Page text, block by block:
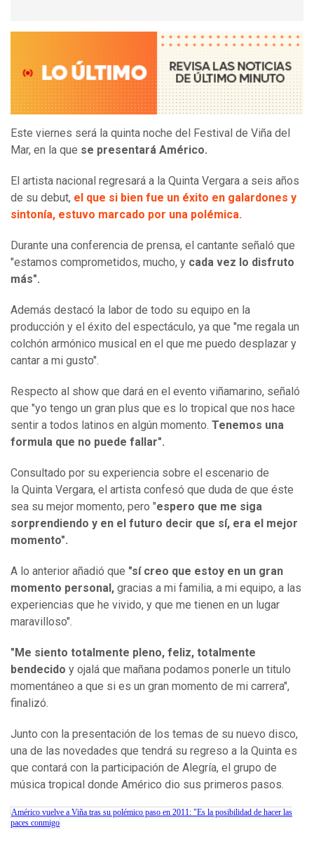
Este viernes será la quinta noche del Festival de Viña del
Mar, en la que se presentará Américo.
El artista nacional regresará a la Quinta Vergara a seis años
de su debut, el que si bien fue un éxito en galardones y
sintonía, estuvo marcado por una polémica.
Durante una conferencia de prensa, el cantante señaló que
"estamos comprometidos, mucho, y cada vez lo disfruto
más".
Además destacó la labor de todo su equipo en la
producción y el éxito del espectáculo, ya que "me regala un
colchón armónico musical en el que me puedo desplazar y
cantar a mi gusto".
Respecto al show que dará en el evento viñamarino, señaló
que "yo tengo un gran plus que es lo tropical que nos hace
sentir a todos latinos en algún momento. Tenemos una
formula que no puede fallar".
Consultado por su experiencia sobre el escenario de
la Quinta Vergara, el artista confesó que duda de que éste
sea su mejor momento, pero "espero que me siga
sorprendiendo y en el futuro decir que sí, era el mejor
momento".
A lo anterior añadió que "sí creo que estoy en un gran
momento personal, gracias a mi familia, a mi equipo, a las
experiencias que he vivido, y que me tienen en un lugar
maravilloso".
"Me siento totalmente pleno, feliz, totalmente
bendecido y ojalá que mañana podamos ponerle un titulo
momentáneo a que si es un gran momento de mi carrera",
finalizó.
Junto con la presentación de los temas de su nuevo disco,
una de las novedades que tendrá su regreso a la Quinta es
que contará con la participación de Alegría, el grupo de
música tropical donde Américo dio sus primeros pasos.
Américo vuelve a Viña tras su polémico paso en 2011: "Es la posibilidad de hacer las
paces conmigo